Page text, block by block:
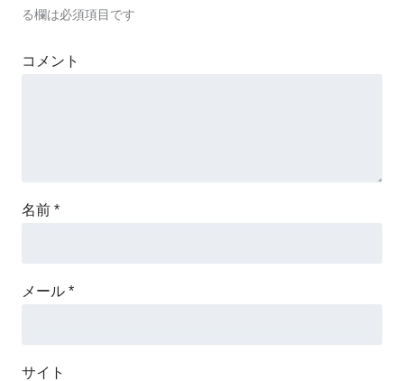
る欄は必須項目です
コメント
名前 *
メール *
サイト